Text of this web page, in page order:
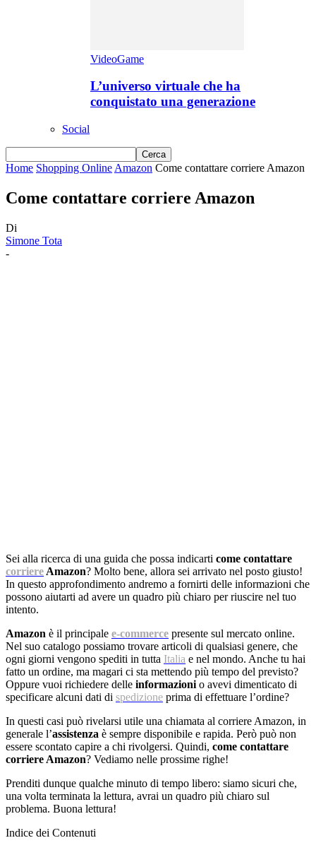
VideoGame
L’universo virtuale che ha
conquistato una generazione
Social
Home Shopping Online Amazon Come contattare corriere Amazon
Come contattare corriere Amazon
Di
Simone Tota
-
Sei alla ricerca di una guida che possa indicarti come contattare
corriere Amazon? Molto bene, allora sei arrivato nel posto giusto!
In questo approfondimento andremo a fornirti delle informazioni che
possono aiutarti ad avere un quadro più chiaro per riuscire nel tuo
intento.
Amazon è il principale e-commerce presente sul mercato online.
Nel suo catalogo possiamo trovare articoli di qualsiasi genere, che
ogni giorni vengono spediti in tutta Italia e nel mondo. Anche tu hai
fatto un ordine, ma magari ci sta mettendo più tempo del previsto?
Oppure vuoi richiedere delle informazioni o avevi dimenticato di
specificare alcuni dati di spedizione prima di effettuare l’ordine?
In questi casi può rivelarsi utile una chiamata al corriere Amazon, in
generale l’assistenza è sempre disponibile e rapida. Però può non
essere scontato capire a chi rivolgersi. Quindi, come contattare
corriere Amazon? Vediamo nelle prossime righe!
Prenditi dunque qualche minuto di tempo libero: siamo sicuri che,
una volta terminata la lettura, avrai un quadro più chiaro sul
problema. Buona lettura!
Indice dei Contenuti